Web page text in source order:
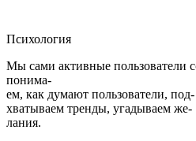
Психология
Мы сами активные пользователи
понима-
ем, как думают пользователи, под-
хватываем тренды, угадываем же-
лания.